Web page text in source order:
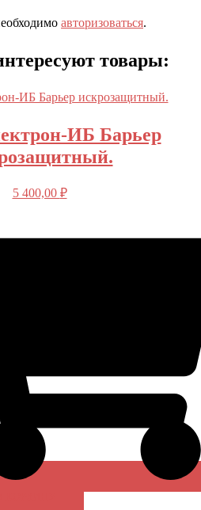
авторизоваться.
товары:
ИБ Барьер
5 400,00 ₽